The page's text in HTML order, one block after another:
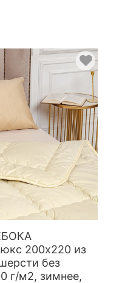
200х220 из
без
г/м2, зимнее,